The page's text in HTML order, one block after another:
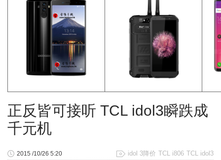
正反皆可接听 TCL idol3瞬跌成
千元机
idol 3降价 TCL i806 TCL idol3
2015 /10/26 5:20